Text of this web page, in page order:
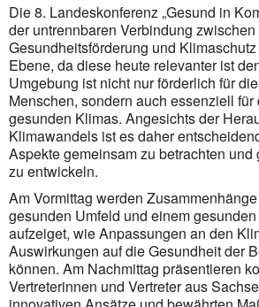
Die 8. Landeskonferenz „Gesund in
der untrennbaren Verbindung zwischen
Gesundheitsförderung und
Ebene, da diese heute relevanter ist
Umgebung ist nicht nur förderlich für
Menschen, sondern auch essenziell
gesunden Klimas. Angesichts der
Klimawandels ist es daher
Aspekte gemeinsam zu betrachten
zu entwickeln.
Am Vormittag werden
gesunden Umfeld und einem
aufzeiget, wie Anpas­sungen an den
Auswirkungen auf die Gesundheit der
können. Am Nachmittag präsentieren
Vertreterinnen und Vertreter aus